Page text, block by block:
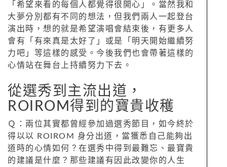
「希望來看的每個人都覺得很開心」。當然我和
大夢分別都有不同的想法，但我們兩人一起登台
演出時，想的就是希望演唱會結束後，有更多人
會有「有來真是太好了」或是「明天開始繼續努
力吧」等這樣的感受。今後我們也會帶著這樣的
心情站在舞台上持續努力下去。
從選秀到主流出道，
ROIROM得到的寶貴收穫
Ｑ：兩位其實都曾經參加過選秀節目，如今終於
得以以 ROIROM 身分出道，當獲悉自己能夠出
道時的心情如何？在選秀中得到最難忘、最寶貴
的建議是什麼？那些建議有因此改變你的人生